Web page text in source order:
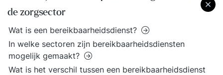
de zorgsector
Wat is een bereikbaarheidsdienst?
In welke sectoren zijn bereikbaarheidsdiensten
mogelijk gemaakt?
Wat is het verschil tussen een bereikbaarheidsdienst